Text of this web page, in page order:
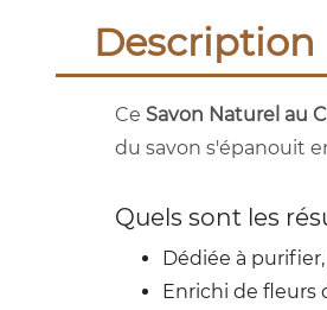
Description
Ce Savon Naturel au
du savon s'épanouit
Quels sont les
Dédiée à
Enrichi de fleurs